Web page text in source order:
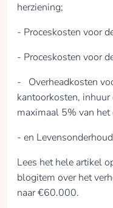
herziening;
- Proceskosten voor
- Proceskosten voor
- Overheadkosten
kantoorkosten, inhuur
maximaal 5% van het
- en
Lees het hele artikel
blogitem over het
naar €60.000.